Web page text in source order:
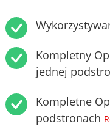
Kompletny
jednej
Kompletne
podstronach